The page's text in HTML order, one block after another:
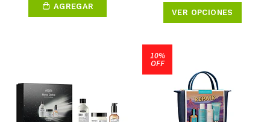
AGREGAR
VER OPCIONES
10%
OFF